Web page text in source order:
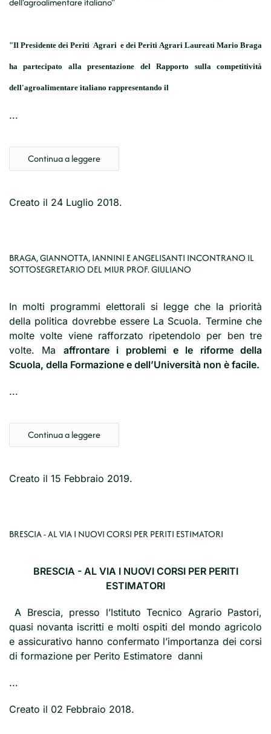
"Il Presidente dei Periti Agrari e dei Periti Agrari Laureati Mario Braga
ha partecipato alla presentazione del Rapporto sulla competitività
dell'agroalimentare italiano rappresentando il
...
Continua a leggere
Creato il 24 Luglio 2018.
BRAGA, GIANNOTTA, IANNINI E ANGELISANTI INCONTRANO IL
SOTTOSEGRETARIO DEL MIUR PROF. GIULIANO
In molti programmi elettorali si legge che la priorità
della politica dovrebbe essere La Scuola. Termine che
molte volte viene rafforzato ripetendolo per ben tre
volte. Ma affrontare i problemi e le riforme della
Scuola, della Formazione e dell’Università non è facile.
...
Continua a leggere
Creato il 15 Febbraio 2019.
BRESCIA - AL VIA I NUOVI CORSI PER PERITI ESTIMATORI
BRESCIA - AL VIA I NUOVI CORSI PER PERITI
ESTIMATORI
A Brescia, presso l’Istituto Tecnico Agrario Pastori,
quasi novanta iscritti e molti ospiti del mondo agricolo
e assicurativo hanno confermato l’importanza dei corsi
di formazione per Perito Estimatore danni
...
Creato il 02 Febbraio 2018.